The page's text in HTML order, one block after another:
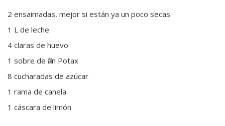
2 ensaimadas, mejor si están ya un poco secas
1 L de leche
4 claras de huevo
1 sobre de flan Potax
8 cucharadas de azúcar
1 rama de canela
1 cáscara de limón